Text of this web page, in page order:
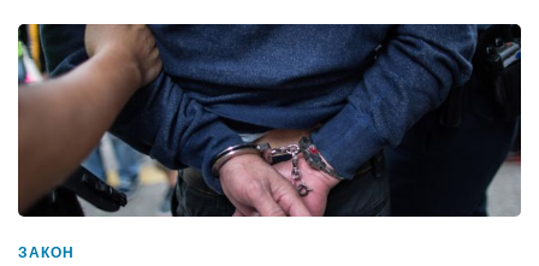
ЗАКОН